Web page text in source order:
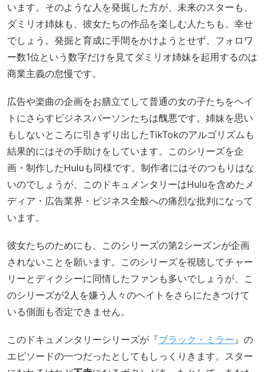
います。そのような人を発掘した方が、未来のスターも、
ダミリオ姉妹も、彼女たちの作品を楽しむ人たちも、幸せ
でしょう。発掘と育成に手間をかけようとせず、フォロワ
ー数1位という数字だけを見てダミリオ姉妹を起用するのは
商業主義の怠慢です。
広告や楽曲の企画をお膳立てして普通の女の子たちをヘイ
トにさらすビジネスパーソンたちは醜悪です。姉妹を思い
もしないところに引きずり出したTikTokのアルゴリズムも
結果的にはその手助けをしています。このシリーズを企
画・制作したHuluも同様です。制作者にはそのつもりはな
いのでしょうが、このドキュメンタリーはHuluを含めたメ
ディア・広告業界・ビジネス全般への痛烈な批判になって
います。
彼女たちのためにも、このシリーズの第2シーズンが企画
されないことを願います。このシリーズを視聴してチャー
リーとディクシーに同情したファンも多いでしょうが、こ
のシリーズが2人を嫌う人々のヘイトをさらにたきつけて
いる側面も否定できません。
このドキュメンタリーシリーズが『ブラック・ミラー』の
エピソードの一つだったとしてもしっくりきます。スター